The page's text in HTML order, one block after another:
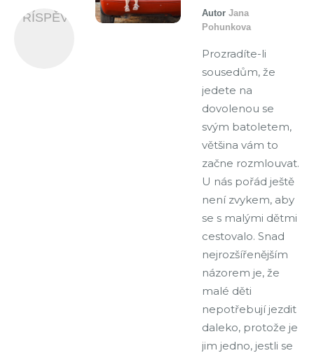
PŘÍSPĚVEK AutorJana
Pohunkova
Prozradíte-li
sousedům, že
jedete na
dovolenou se
svým batoletem,
většina vám to
začne rozmlouvat.
U nás pořád ještě
není zvykem, aby
se s malými dětmi
cestovalo. Snad
nejrozšířenějším
názorem je, že
malé děti
nepotřebují jezdit
daleko, protože je
jim jedno, jestli se